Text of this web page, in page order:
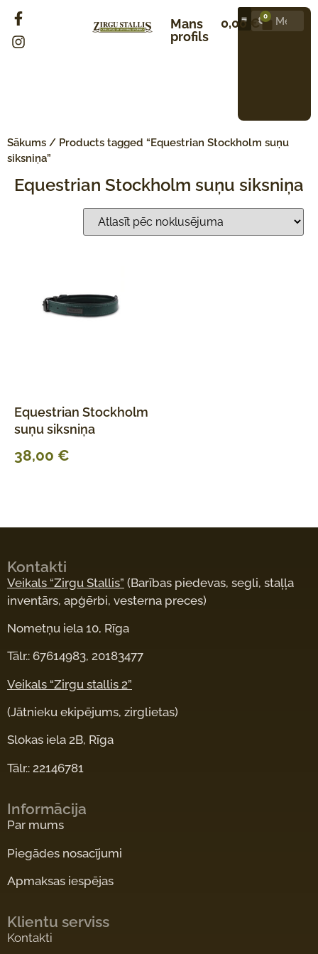
Mans
profils
0,00 € 0
Sākums / Products tagged “Equestrian Stockholm suņu
siksniņa”
Equestrian Stockholm suņu siksniņa
Equestrian Stockholm
suņu siksniņa
38,00 €
Kontakti
Veikals “Zirgu Stallis” (Barības piedevas, segli, staļļa
inventārs, apģērbi, vesterna preces)
Nometņu iela 10, Rīga
Tālr.: 67614983, 20183477
Veikals “Zirgu stallis 2”
(Jātnieku ekipējums, zirglietas)
Slokas iela 2B, Rīga
Tālr.: 22146781
Informācija
Par mums
Piegādes nosacījumi
Apmaksas iespējas
Klientu serviss
Kontakti